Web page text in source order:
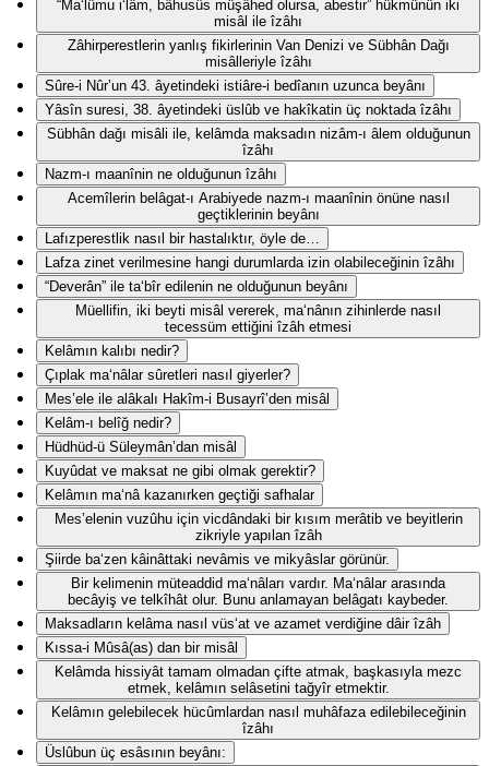
“Ma‘lûmu i‘lâm, bâhusûs müşâhed olursa, abestir” hükmünün iki
misâl ile îzâhı
Zâhirperestlerin yanlış fikirlerinin Van Denizi ve Sübhân Dağı
misâlleriyle îzâhı
Sûre-i Nûr’un 43. âyetindeki istiâre-i bedîanın uzunca beyânı
Yâsîn suresi, 38. âyetindeki üslûb ve hakîkatin üç noktada îzâhı
Sübhân dağı misâli ile, kelâmda maksadın nizâm-ı âlem olduğunun
îzâhı
Nazm-ı maanînin ne olduğunun îzâhı
Acemîlerin belâgat-ı Arabiyede nazm-ı maanînin önüne nasıl
geçtiklerinin beyânı
Lafızperestlik nasıl bir hastalıktır, öyle de…
Lafza zinet verilmesine hangi durumlarda izin olabileceğinin îzâhı
“Deverân” ile ta‘bîr edilenin ne olduğunun beyânı
Müellifin, iki beyti misâl vererek, ma‘nânın zihinlerde nasıl
tecessüm ettiğini îzâh etmesi
Kelâmın kalıbı nedir?
Çıplak ma‘nâlar sûretleri nasıl giyerler?
Mes’ele ile alâkalı Hakîm-i Busayrî’den misâl
Kelâm-ı belîğ nedir?
Hüdhüd-ü Süleymân’dan misâl
Kuyûdat ve maksat ne gibi olmak gerektir?
Kelâmın ma‘nâ kazanırken geçtiği safhalar
Mes’elenin vuzûhu için vicdândaki bir kısım merâtib ve beyitlerin
zikriyle yapılan îzâh
Şiirde ba‘zen kâinâttaki nevâmis ve mikyâslar görünür.
Bir kelimenin müteaddid ma‘nâları vardır. Ma‘nâlar arasında
becâyiş ve telkîhât olur. Bunu anlamayan belâgatı kaybeder.
Maksadların kelâma nasıl vüs‘at ve azamet verdiğine dâir îzâh
Kıssa-i Mûsâ(as) dan bir misâl
Kelâmda hissiyât tamam olmadan çifte atmak, başkasıyla mezc
etmek, kelâmın selâsetini tağyîr etmektir.
Kelâmın gelebilecek hücûmlardan nasıl muhâfaza edilebileceğinin
îzâhı
Üslûbun üç esâsının beyânı: